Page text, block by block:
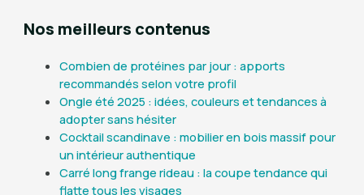
Nos meilleurs contenus
Combien de protéines par jour : apports
recommandés selon votre profil
Ongle été 2025 : idées, couleurs et tendances à
adopter sans hésiter
Cocktail scandinave : mobilier en bois massif pour
un intérieur authentique
Carré long frange rideau : la coupe tendance qui
flatte tous les visages